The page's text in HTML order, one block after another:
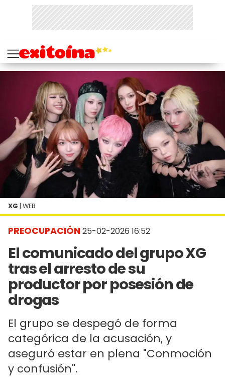
PREOCUPACIÓN 25-02-2026 16:52
El comunicado del grupo XG
tras el arresto de su
productor por posesión de
drogas
El grupo se despegó de forma
categórica de la acusación, y
aseguró estar en plena "Conmoción
y confusión".
XG | WEB